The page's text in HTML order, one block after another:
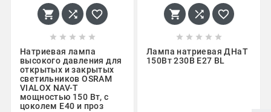
  
    
Натриевая лампа
высокого давления для
открытых и закрытых
светильников OSRAM
VIALOX NAV-T
мощностью 150 Вт, с
цоколем Е40 и проз
  
    
Лампа натриевая ДНаТ
150Вт 230В E27 BL